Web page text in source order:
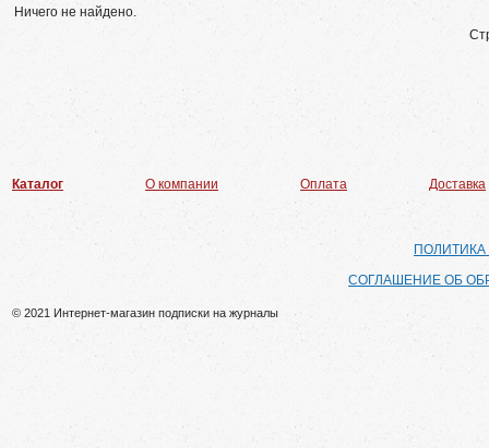
Ничего не найдено.
Каталог О компании Оплата Доставка
СОГЛАШЕНИЕ ОБ
© 2021 Интернет-магазин подписки на журналы